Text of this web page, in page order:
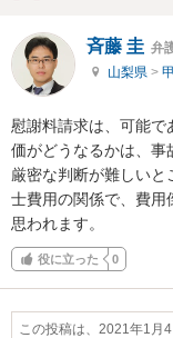
斉藤 圭 弁
山梨県 >
慰謝料請求は、可能で
価がどうなるかは、事
厳密な判断が難しい
士費用の関係で、費用
思われます。
役に立った 0
この投稿は、2021年1月4